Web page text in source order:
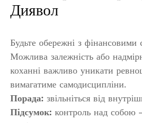
Диявол
Будьте обережні з фінансовими
Можлива залежність або
коханні важливо уникати
вимагатиме самодисципліни.
Порада: звільніться від
Підсумок: контроль над